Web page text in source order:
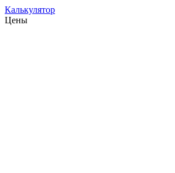
Калькулятор
Цены